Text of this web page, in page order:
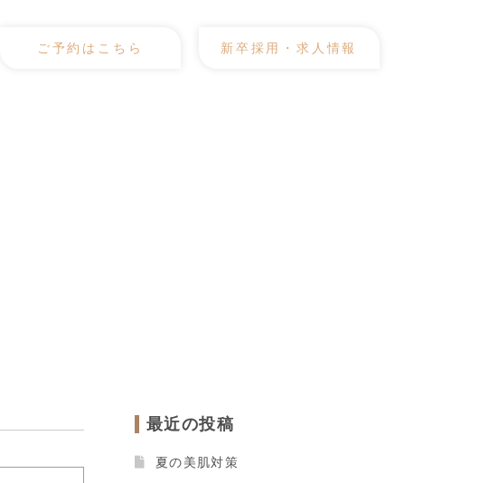
ご予約はこちら 新卒採用・求人情報
最近の投稿
夏の美肌対策